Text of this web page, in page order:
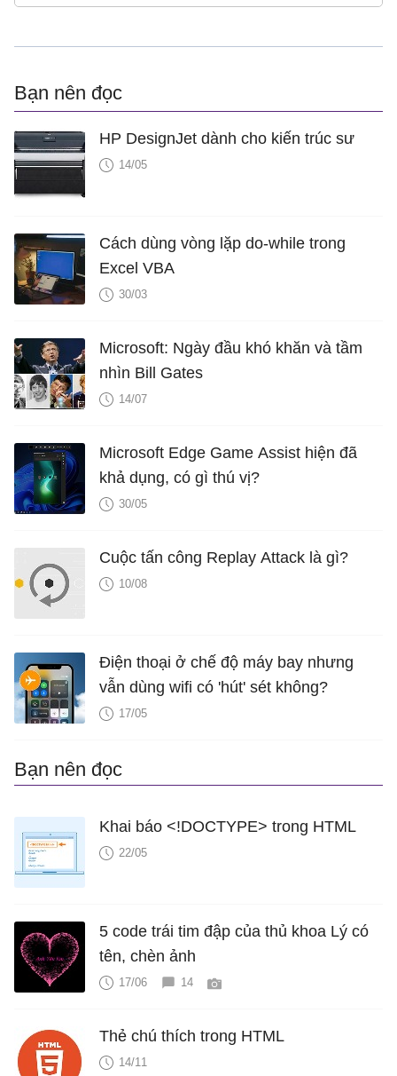
Bạn nên đọc
HP DesignJet dành cho kiến trúc sư
14/05
Cách dùng vòng lặp do-while trong
Excel VBA
30/03
Microsoft: Ngày đầu khó khăn và tầm
nhìn Bill Gates
14/07
Microsoft Edge Game Assist hiện đã
khả dụng, có gì thú vị?
30/05
Cuộc tấn công Replay Attack là gì?
10/08
Điện thoại ở chế độ máy bay nhưng
vẫn dùng wifi có 'hút' sét không?
17/05
Bạn nên đọc
Khai báo <!DOCTYPE> trong HTML
22/05
5 code trái tim đập của thủ khoa Lý có
tên, chèn ảnh
17/06 14
Thẻ chú thích trong HTML
14/11